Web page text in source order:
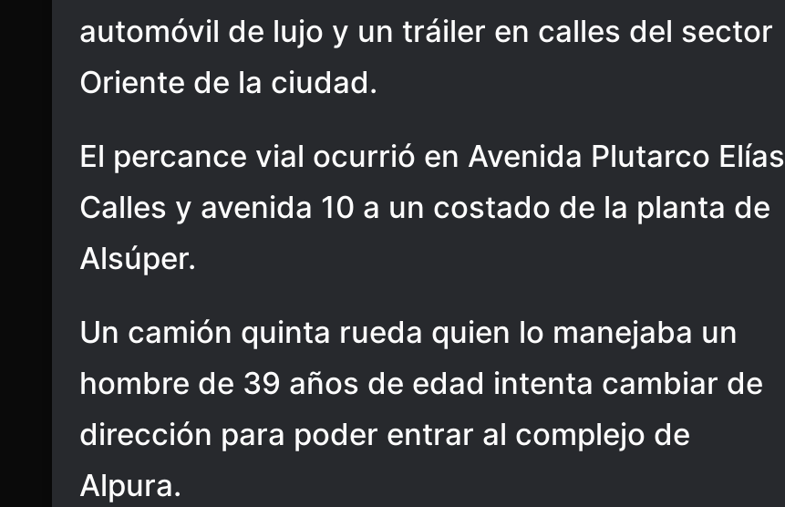
automóvil de lujo y un tráiler en calles del sector
Oriente de la ciudad.
El percance vial ocurrió en Avenida Plutarco Elías
Calles y avenida 10 a un costado de la planta de
Alsúper.
Un camión quinta rueda quien lo manejaba un
hombre de 39 años de edad intenta cambiar de
dirección para poder entrar al complejo de
Alpura.